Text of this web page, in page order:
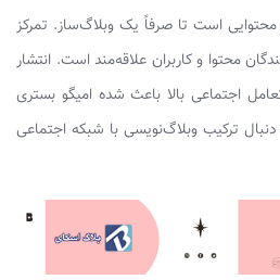
است تا صرفاً یک وبلاگ‌ساز. تمرکز
محتوا و کاربران علاقه‌مند است. انتشار
اجتماعی بالا باعث شده امیگو بستری
ترکیب وبلاگ‌نویسی با شبکه اجتماعی